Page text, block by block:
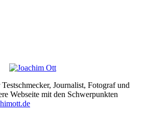
Journalist, Fotograf und
Webseite mit den Schwerpunkten